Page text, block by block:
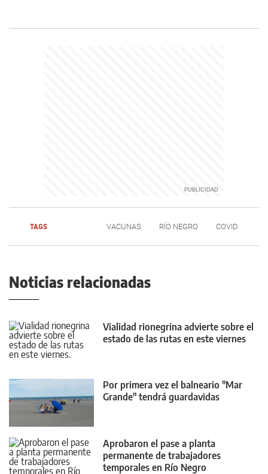
TAGS VACUNAS RÍO NEGRO COVID
Noticias relacionadas
Vialidad rionegrina advierte sobre el
estado de las rutas en este viernes
Por primera vez el balneario "Mar
Grande" tendrá guardavidas
Aprobaron el pase a planta
permanente de trabajadores
temporales en Río Negro